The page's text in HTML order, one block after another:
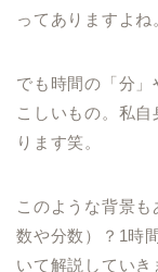
ってありますよね
でも時間の「分
こしいもの。私
ります笑。
このような背景
数や分数）？1時
いて解説していき